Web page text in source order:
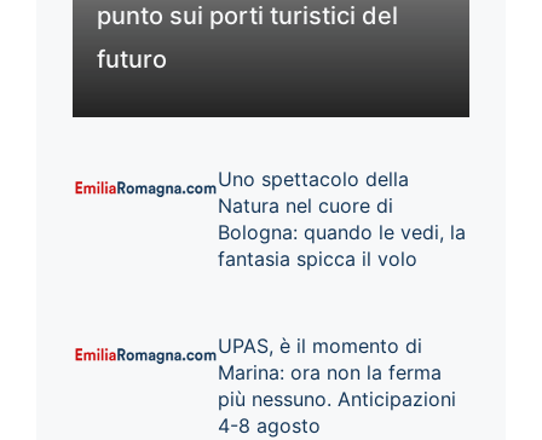
punto sui porti turistici del
futuro
Uno spettacolo della
Natura nel cuore di
Bologna: quando le vedi, la
fantasia spicca il volo
UPAS, è il momento di
Marina: ora non la ferma
più nessuno. Anticipazioni
4-8 agosto